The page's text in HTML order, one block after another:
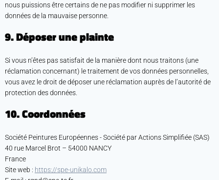
nous puissions être certains de ne pas modifier ni supprimer les
données de la mauvaise personne.
9. Déposer une plainte
Si vous n’êtes pas satisfait de la manière dont nous traitons (une
réclamation concernant) le traitement de vos données personnelles,
vous avez le droit de déposer une réclamation auprès de l’autorité de
protection des données.
10. Coordonnées
Société Peintures Européennes - Société par Actions Simplifiée (SAS)
40 rue Marcel Brot – 54000 NANCY
France
Site web : https://spe-unikalo.com